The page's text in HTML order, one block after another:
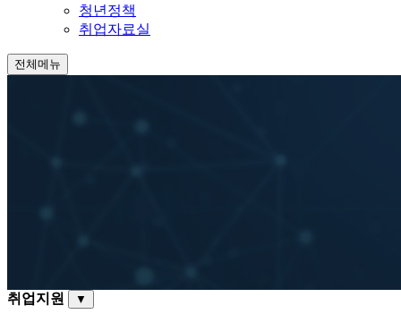
청년정책
취업자료실
전체메뉴
취업지원 ▼